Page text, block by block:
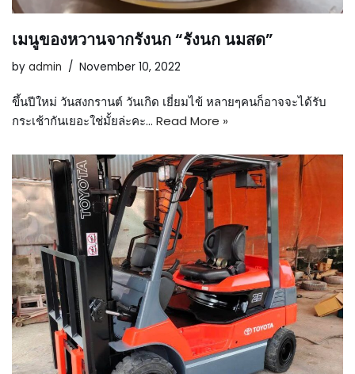
เมนูของหวานจากรังนก “รังนก นมสด”
by admin November 10, 2022
ขึ้นปีใหม่ วันสงกรานต์ วันเกิด เยี่ยมไข้ หลายๆคนก็อาจจะได้รับ
กระเช้ากันเยอะใช่มั้ยล่ะคะ… Read More »